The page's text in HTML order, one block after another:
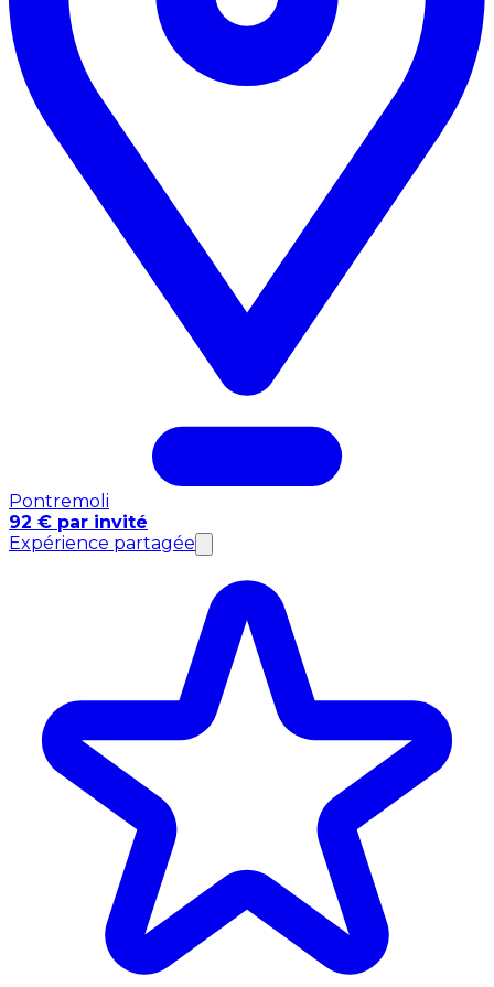
Pontremoli
92 € par invité
Expérience partagée